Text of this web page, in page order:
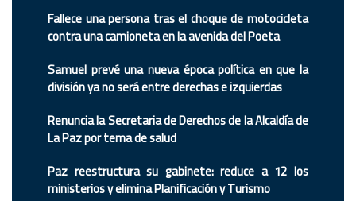
Fallece una persona tras el choque de motocicleta
contra una camioneta en la avenida del Poeta
Samuel prevé una nueva época política en que la
división ya no será entre derechas e izquierdas
Renuncia la Secretaria de Derechos de la Alcaldía de
La Paz por tema de salud
Paz reestructura su gabinete: reduce a 12 los
ministerios y elimina Planificación y Turismo